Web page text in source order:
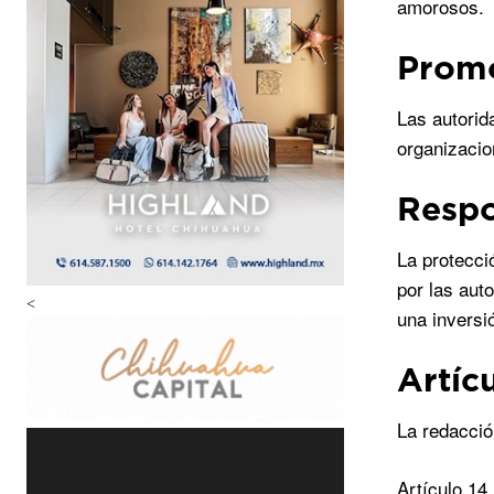
<
amorosos.
Las
La
por las
una
La
Artículo